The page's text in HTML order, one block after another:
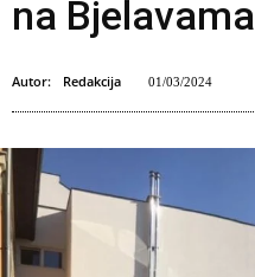
na Bjelavama
Autor: Redakcija 01/03/2024